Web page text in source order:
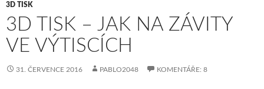
3D TISK
3D TISK – JAK NA ZÁVITY
VE VÝTISCÍCH
31. ČERVENCE 2016 PABLO2048 KOMENTÁŘE: 8